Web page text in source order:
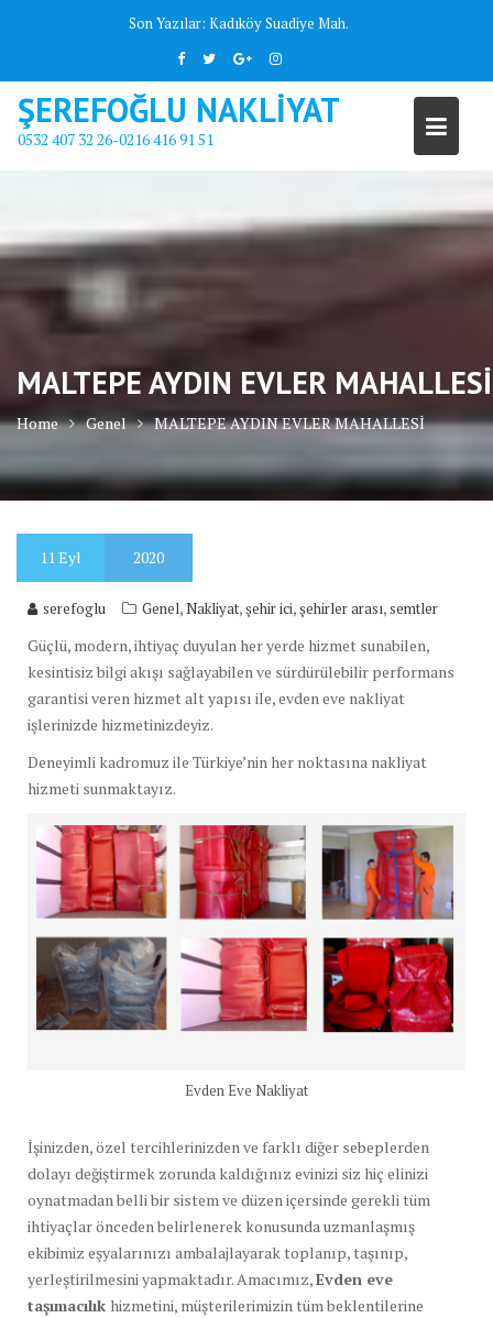
Son Yazılar: Kadıköy Suadiye Mah.
ŞEREFOĞLU NAKLİYAT
0532 407 32 26-0216 416 91 51
MALTEPE AYDIN EVLER MAHALLESİ
Home Genel MALTEPE AYDIN EVLER MAHALLESİ
11Eyl 2020
serefoglu Genel,Nakliyat,şehir ici,şehirler arası,semtler
Güçlü, modern, ihtiyaç duyulan her yerde hizmet sunabilen,
kesintisiz bilgi akışı sağlayabilen ve sürdürülebilir performans
garantisi veren hizmet alt yapısı ile, evden eve nakliyat
işlerinizde hizmetinizdeyiz.
Deneyimli kadromuz ile Türkiye’nin her noktasına nakliyat
hizmeti sunmaktayız.
Evden Eve Nakliyat
İşinizden, özel tercihlerinizden ve farklı diğer sebeplerden
dolayı değiştirmek zorunda kaldığınız evinizi siz hiç elinizi
oynatmadan belli bir sistem ve düzen içersinde gerekli tüm
ihtiyaçlar önceden belirlenerek konusunda uzmanlaşmış
ekibimiz eşyalarınızı ambalajlayarak toplanıp, taşınıp,
yerleştirilmesini yapmaktadır. Amacımız,Evden eve
taşımacılık hizmetini, müşterilerimizin tüm beklentilerine